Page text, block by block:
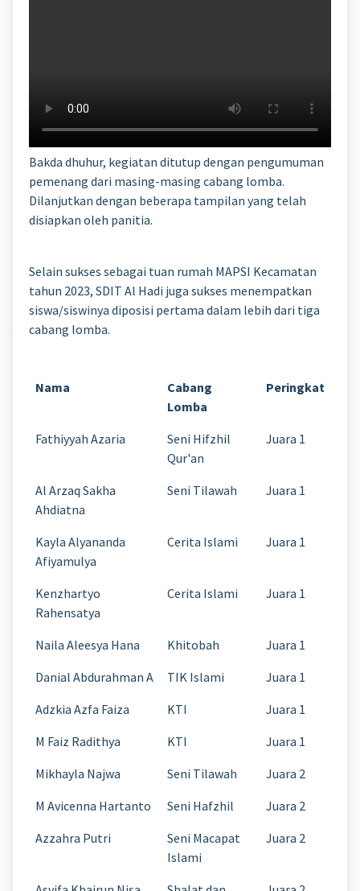
Bakda dhuhur, kegiatan ditutup dengan pengumuman
pemenang dari masing-masing cabang lomba.
Dilanjutkan dengan beberapa tampilan yang telah
disiapkan oleh panitia.
Selain sukses sebagai tuan rumah MAPSI Kecamatan
tahun 2023, SDIT Al Hadi juga sukses menempatkan
siswa/siswinya diposisi pertama dalam lebih dari tiga
cabang lomba.
Nama
Cabang
Lomba
Peringkat
Fathiyyah Azaria
Seni Hifzhil
Qur'an
Juara 1
Al Arzaq Sakha
Ahdiatna
Seni Tilawah Juara 1
Kayla Alyananda
Afiyamulya
Cerita Islami Juara 1
Kenzhartyo
Rahensatya
Cerita Islami Juara 1
Naila Aleesya Hana Khitobah
Juara 1
Danial Abdurahman A
TIK Islami
Juara 1
Adzkia Azfa Faiza
KTI
Juara 1
M Faiz Radithya
KTI
Juara 1
Mikhayla Najwa
Seni Tilawah
Juara 2
M Avicenna Hartanto
Seni Hafzhil
Juara 2
Azzahra Putri
Seni Macapat
Islami
Juara 2